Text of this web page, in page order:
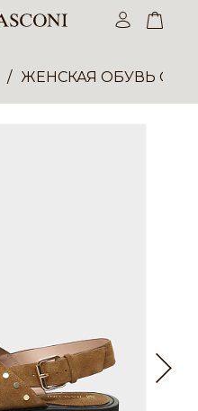
ЖЕНСКАЯ ОБУВЬ